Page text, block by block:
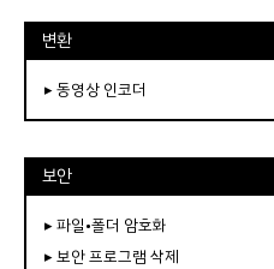
변환
▸ 동영상 인코더
보안
▸ 파일•폴더 암호화
▸ 보안 프로그램 삭제